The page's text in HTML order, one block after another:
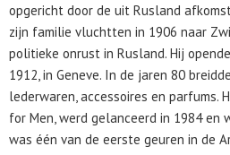
opgericht door de uit Rusland
zijn familie vluchtten in 1906 naar
politieke onrust in Rusland. Hij
1912, in Geneve. In de jaren 80
lederwaren, accessoires en parfums.
for Men, werd gelanceerd in 1984 en
was één van de eerste geuren in de